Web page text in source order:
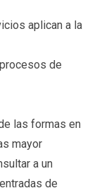
aplican a la
de
las formas en
mayor
a un
de